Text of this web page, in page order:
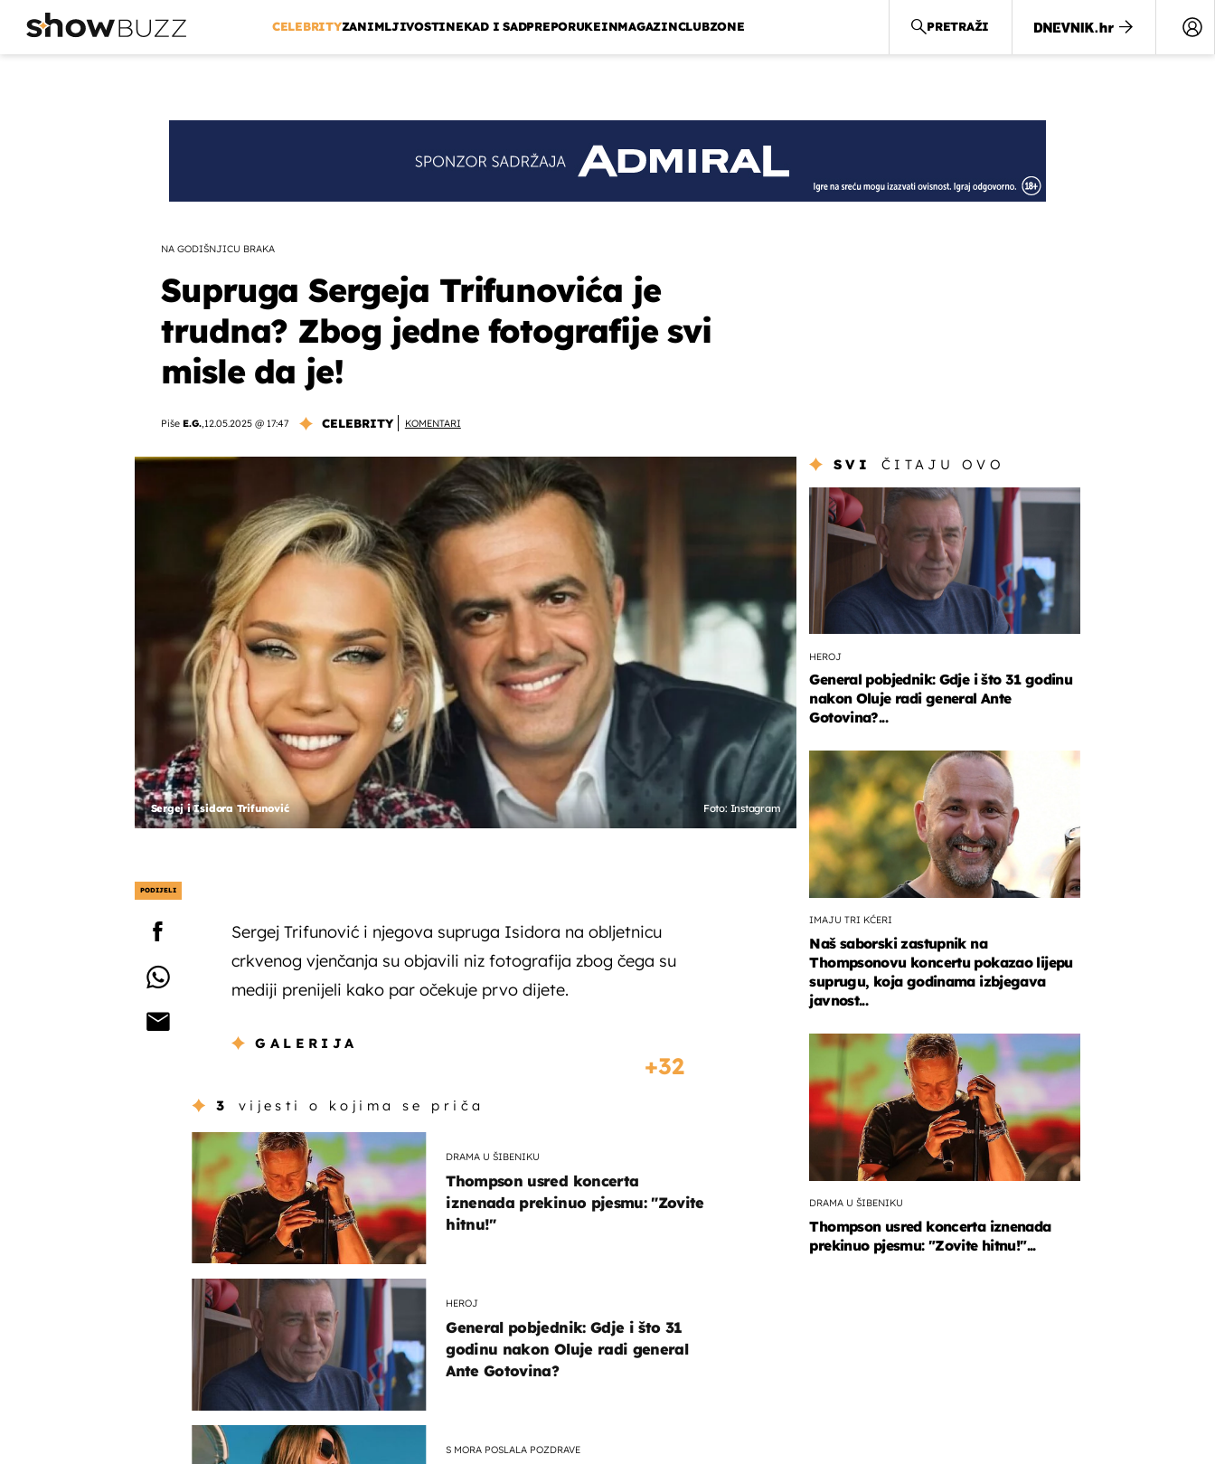
CELEBRITYZANIMLJIVOSTINEKAD I SADPREPORUKEINMAGAZINCLUBZONE PRETRAŽI
NA GODIŠNJICU BRAKA
Supruga Sergeja Trifunovića je
trudna? Zbog jedne fotografije svi
misle da je!
Piše E.G.,12.05.2025 @ 17:47 CELEBRITY KOMENTARI
Sergej i Isidora Trifunović Foto: Instagram
PODIJELI
Sergej Trifunović i njegova supruga Isidora na obljetnicu
crkvenog vjenčanja su objavili niz fotografija zbog čega su
mediji prenijeli kako par očekuje prvo dijete.
GALERIJA
32
3 vijesti o kojima se priča
DRAMA U ŠIBENIKU
Thompson usred koncerta
iznenada prekinuo pjesmu: "Zovite
hitnu!"
HEROJ
General pobjednik: Gdje i što 31
godinu nakon Oluje radi general
Ante Gotovina?
S MORA POSLALA POZDRAVE
SVI ČITAJU OVO
HEROJ
General pobjednik: Gdje i što 31 godinu
nakon Oluje radi general Ante
Gotovina?...
IMAJU TRI KĆERI
Naš saborski zastupnik na
Thompsonovu koncertu pokazao lijepu
suprugu, koja godinama izbjegava
javnost...
DRAMA U ŠIBENIKU
Thompson usred koncerta iznenada
prekinuo pjesmu: "Zovite hitnu!"...